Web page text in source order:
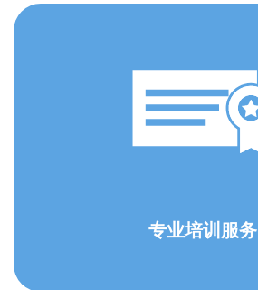
专业培训服务